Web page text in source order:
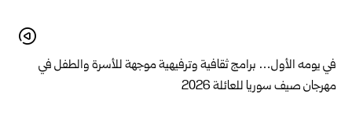
في يومه الأول… برامج ثقافية وترفيهية موجهة للأسرة والطفل في
مهرجان صيف سوريا للعائلة 2026